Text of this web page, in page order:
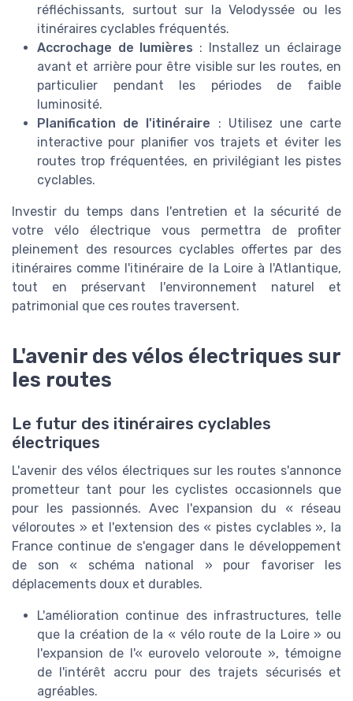
réfléchissants, surtout sur la Velodyssée ou les
itinéraires cyclables fréquentés.
Accrochage de lumières : Installez un éclairage
avant et arrière pour être visible sur les routes, en
particulier pendant les périodes de faible
luminosité.
Planification de l'itinéraire : Utilisez une carte
interactive pour planifier vos trajets et éviter les
routes trop fréquentées, en privilégiant les pistes
cyclables.
Investir du temps dans l'entretien et la sécurité de
votre vélo électrique vous permettra de profiter
pleinement des resources cyclables offertes par des
itinéraires comme l'itinéraire de la Loire à l'Atlantique,
tout en préservant l'environnement naturel et
patrimonial que ces routes traversent.
L'avenir des vélos électriques sur
les routes
Le futur des itinéraires cyclables
électriques
L'avenir des vélos électriques sur les routes s'annonce
prometteur tant pour les cyclistes occasionnels que
pour les passionnés. Avec l'expansion du « réseau
véloroutes » et l'extension des « pistes cyclables », la
France continue de s'engager dans le développement
de son « schéma national » pour favoriser les
déplacements doux et durables.
L'amélioration continue des infrastructures, telle
que la création de la « vélo route de la Loire » ou
l'expansion de l'« eurovelo veloroute », témoigne
de l'intérêt accru pour des trajets sécurisés et
agréables.